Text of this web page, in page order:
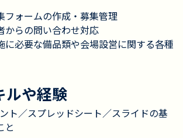
フォームの作成・募集管理
からの問い合わせ対応
に必要な備品類や会場設営に関する各種
ルや経験
ト／スプレッドシート／スライドの基
と